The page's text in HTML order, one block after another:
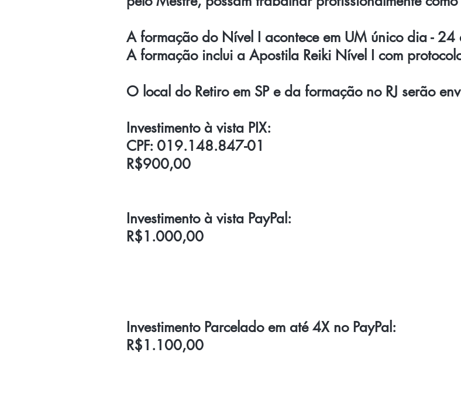
A formação do Nível I acontece em UM único dia - 24
A formação inclui a Apostila Reiki Nível I com
O local do Retiro em SP e da formação no RJ serão
Investimento à vista PIX:
CPF: 019.148.847-01
R$900,00
Investimento à vista PayPal:
R$1.000,00
Investimento Parcelado em até 4X no PayPal:
R$1.100,00